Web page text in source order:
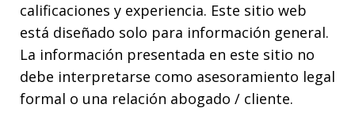
calificaciones y experiencia. Este sitio web
está diseñado solo para información general.
La información presentada en este sitio no
debe interpretarse como asesoramiento legal
formal o una relación abogado / cliente.